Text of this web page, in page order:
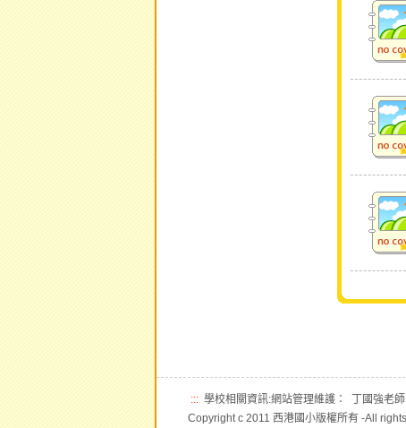
::: 學校相關資訊:網站管理維護： 丁國強老師
Copyright c 2011 西港國小版權所有 -All